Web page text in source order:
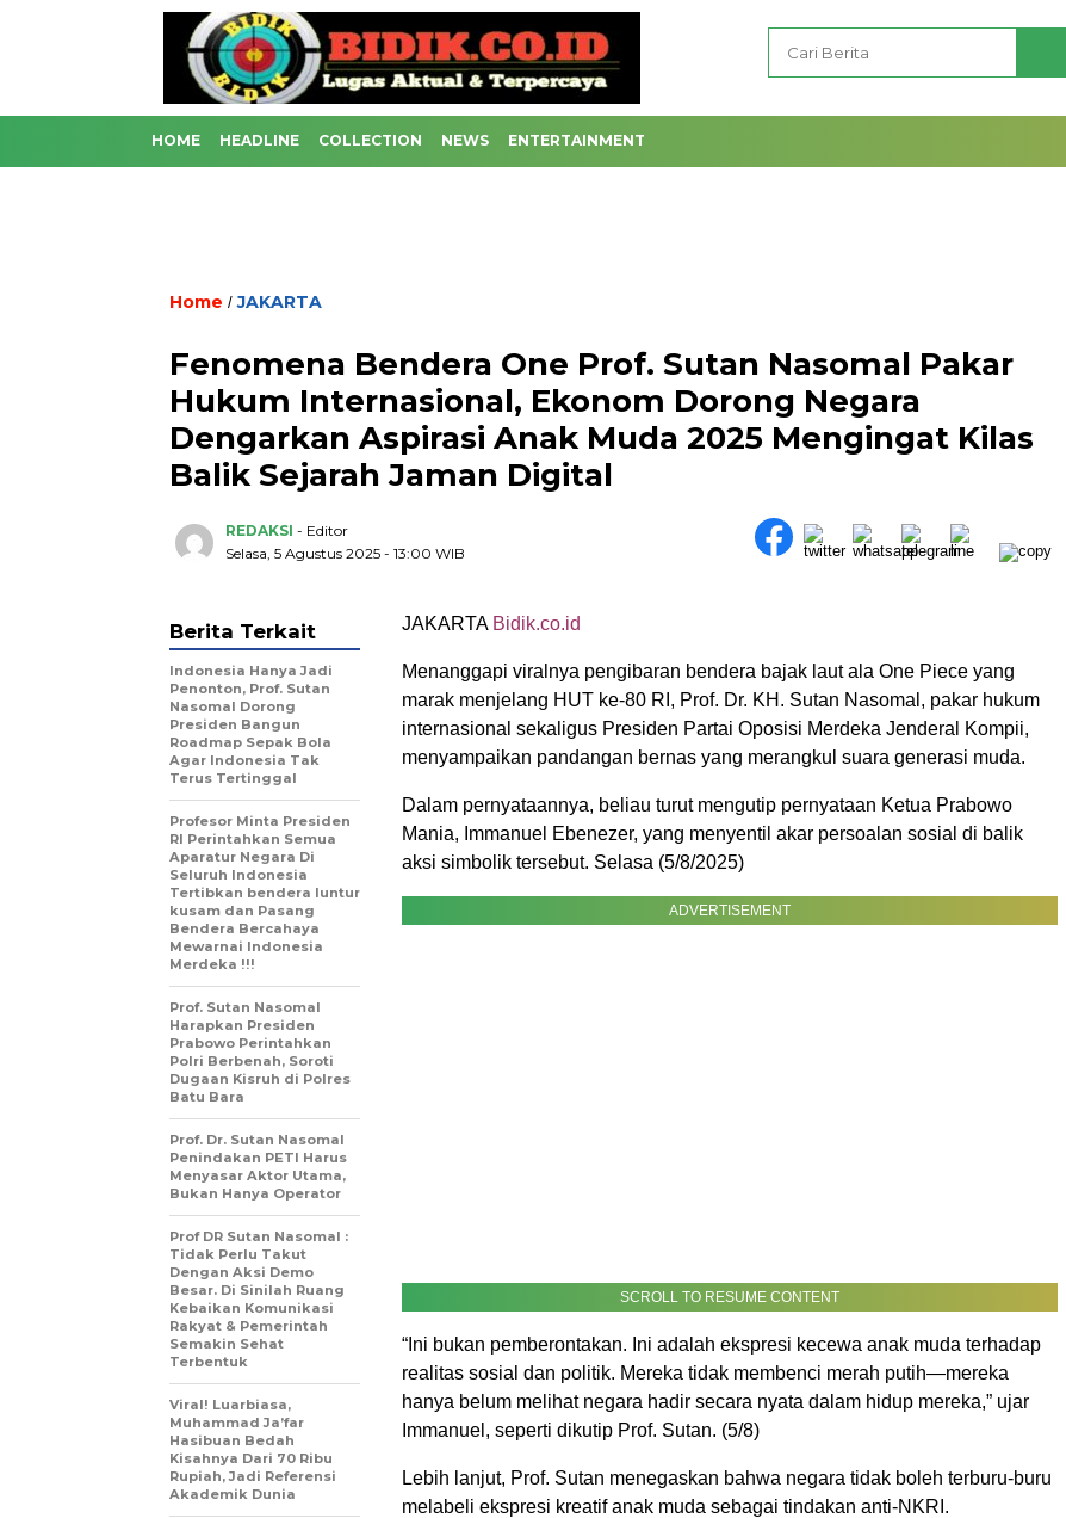
HOME HEADLINE COLLECTION NEWS ENTERTAINMENT
Home /JAKARTA
Fenomena Bendera One Prof. Sutan Nasomal Pakar
Hukum Internasional, Ekonom Dorong Negara
Dengarkan Aspirasi Anak Muda 2025 Mengingat Kilas
Balik Sejarah Jaman Digital
REDAKSI - Editor
Selasa, 5 Agustus 2025 - 13:00 WIB
JAKARTA Bidik.co.id
Menanggapi viralnya pengibaran bendera bajak laut ala One Piece yang
marak menjelang HUT ke-80 RI, Prof. Dr. KH. Sutan Nasomal, pakar hukum
internasional sekaligus Presiden Partai Oposisi Merdeka Jenderal Kompii,
menyampaikan pandangan bernas yang merangkul suara generasi muda.
Dalam pernyataannya, beliau turut mengutip pernyataan Ketua Prabowo
Mania, Immanuel Ebenezer, yang menyentil akar persoalan sosial di balik
aksi simbolik tersebut. Selasa (5/8/2025)
ADVERTISEMENT
SCROLL TO RESUME CONTENT
“Ini bukan pemberontakan. Ini adalah ekspresi kecewa anak muda terhadap
realitas sosial dan politik. Mereka tidak membenci merah putih—mereka
hanya belum melihat negara hadir secara nyata dalam hidup mereka,” ujar
Immanuel, seperti dikutip Prof. Sutan. (5/8)
Lebih lanjut, Prof. Sutan menegaskan bahwa negara tidak boleh terburu-buru
melabeli ekspresi kreatif anak muda sebagai tindakan anti-NKRI.
Berita Terkait
Indonesia Hanya Jadi
Penonton, Prof. Sutan
Nasomal Dorong
Presiden Bangun
Roadmap Sepak Bola
Agar Indonesia Tak
Terus Tertinggal
Profesor Minta Presiden
RI Perintahkan Semua
Aparatur Negara Di
Seluruh Indonesia
Tertibkan bendera luntur
kusam dan Pasang
Bendera Bercahaya
Mewarnai Indonesia
Merdeka !!!
Prof. Sutan Nasomal
Harapkan Presiden
Prabowo Perintahkan
Polri Berbenah, Soroti
Dugaan Kisruh di Polres
Batu Bara
Prof. Dr. Sutan Nasomal
Penindakan PETI Harus
Menyasar Aktor Utama,
Bukan Hanya Operator
Prof DR Sutan Nasomal :
Tidak Perlu Takut
Dengan Aksi Demo
Besar. Di Sinilah Ruang
Kebaikan Komunikasi
Rakyat & Pemerintah
Semakin Sehat
Terbentuk
Viral! Luarbiasa,
Muhammad Ja’far
Hasibuan Bedah
Kisahnya Dari 70 Ribu
Rupiah, Jadi Referensi
Akademik Dunia